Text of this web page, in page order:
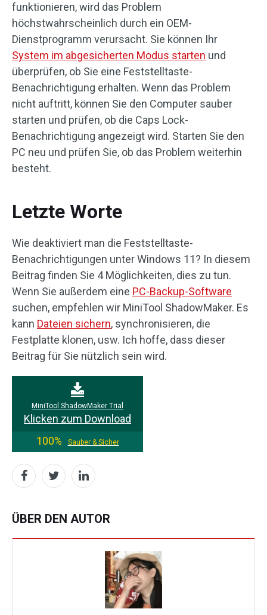
funktionieren, wird das Problem
höchstwahrscheinlich durch ein OEM-
Dienstprogramm verursacht. Sie können Ihr
System im abgesicherten Modus starten und
überprüfen, ob Sie eine Feststelltaste-
Benachrichtigung erhalten. Wenn das Problem
nicht auftritt, können Sie den Computer sauber
starten und prüfen, ob die Caps Lock-
Benachrichtigung angezeigt wird. Starten Sie den
PC neu und prüfen Sie, ob das Problem weiterhin
besteht.
Letzte Worte
Wie deaktiviert man die Feststelltaste-
Benachrichtigungen unter Windows 11? In diesem
Beitrag finden Sie 4 Möglichkeiten, dies zu tun.
Wenn Sie außerdem eine PC-Backup-Software
suchen, empfehlen wir MiniTool ShadowMaker. Es
kann Dateien sichern, synchronisieren, die
Festplatte klonen, usw. Ich hoffe, dass dieser
Beitrag für Sie nützlich sein wird.
MiniTool ShadowMaker Trial
Klicken zum Download
100%
Sauber & Sicher
ÜBER DEN AUTOR